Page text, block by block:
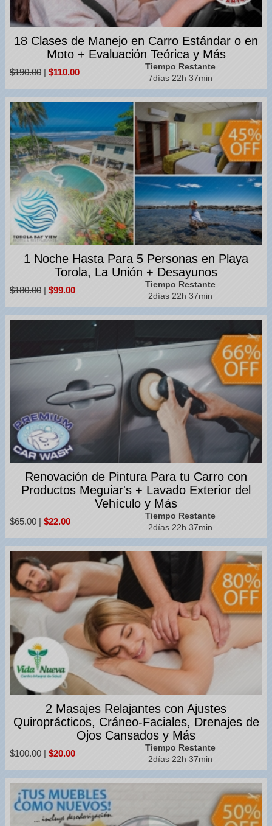
18 Clases de Manejo en Carro Estándar o en
Moto + Evaluación Teórica y Más
$190.00 | $110.00
Tiempo Restante
7días 22h 37min
1 Noche Hasta Para 5 Personas en Playa
Torola, La Unión + Desayunos
$180.00 | $99.00
Tiempo Restante
2días 22h 37min
Renovación de Pintura Para tu Carro con
Productos Meguiar's + Lavado Exterior del
Vehículo y Más
$65.00 | $22.00
Tiempo Restante
2días 22h 37min
2 Masajes Relajantes con Ajustes
Quiroprácticos, Cráneo-Faciales, Drenajes de
Ojos Cansados y Más
$100.00 | $20.00
Tiempo Restante
2días 22h 37min